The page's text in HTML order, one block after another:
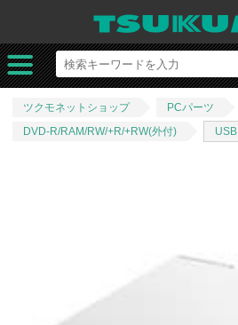
ツクモネットショップ PCパーツ
DVD-R/RAM/RW/+R/+RW(外付)
USB